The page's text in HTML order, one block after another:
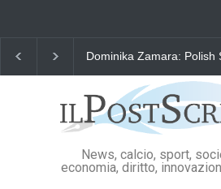
Dominika Zamara: Polish
News, calcio, sport,
economia, diritto,